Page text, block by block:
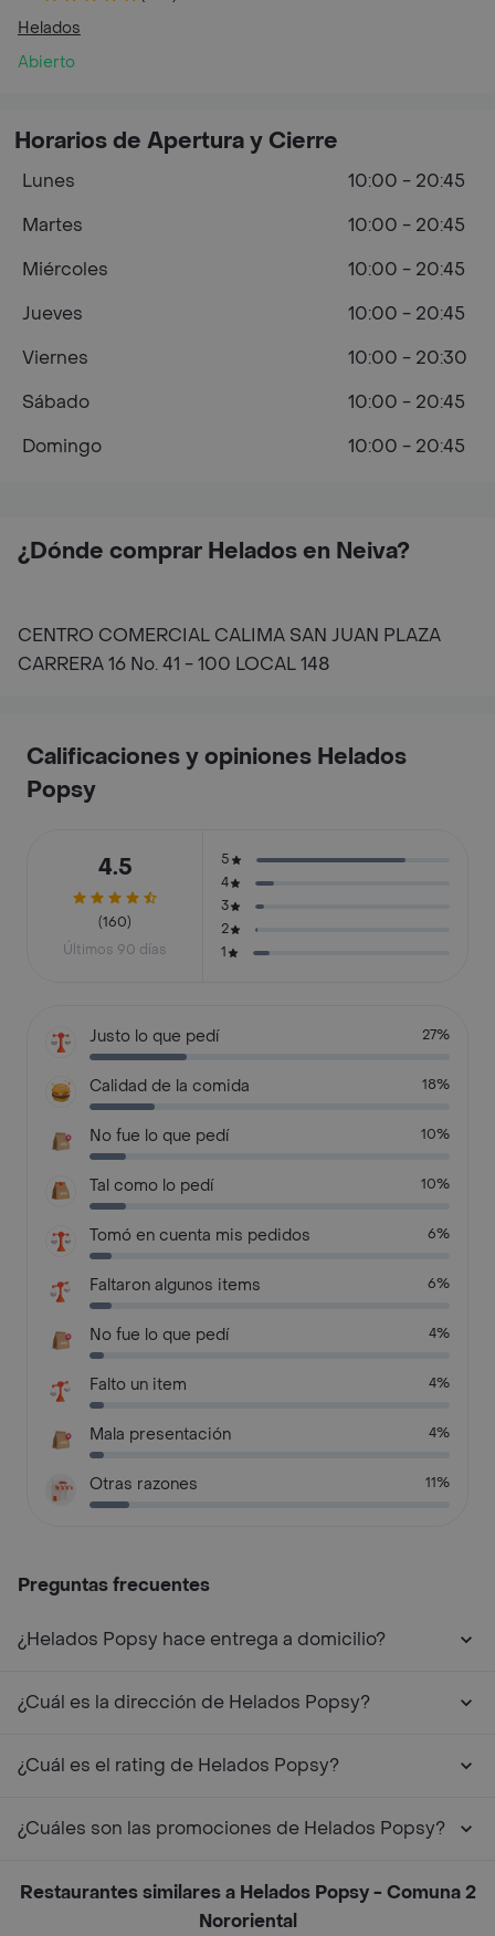
Helados
Abierto
¿Dónde comprar Helados en Neiva?
CENTRO COMERCIAL CALIMA SAN JUAN PLAZA
CARRERA 16 No. 41 - 100 LOCAL 148
Horarios de Apertura y Cierre
Lunes
10:00 - 20:45
Martes
10:00 - 20:45
Miércoles
10:00 - 20:45
Jueves
10:00 - 20:45
Viernes
10:00 - 20:30
Sábado
10:00 - 20:45
Domingo
10:00 - 20:45
Calificaciones y opiniones Helados
Popsy
4.5
(160)
Últimos 90 días
5
4
3
2
1
Justo lo que pedí 27%
Calidad de la comida 18%
No fue lo que pedí 10%
Tal como lo pedí 10%
Tomó en cuenta mis pedidos 6%
Faltaron algunos items 6%
No fue lo que pedí 4%
Falto un item 4%
Mala presentación 4%
Otras razones 11%
Preguntas frecuentes
¿Helados Popsy hace entrega a domicilio?
¿Cuál es la dirección de Helados Popsy?
¿Cuál es el rating de Helados Popsy?
¿Cuáles son las promociones de Helados Popsy?
Restaurantes similares a Helados Popsy - Comuna 2
Nororiental